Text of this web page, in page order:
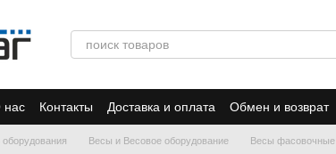
нас Контакты Доставка и оплата Обмен и возврат
Отзывы
Акции
оборудования Весы и Весовое оборудование Весы фасовочные